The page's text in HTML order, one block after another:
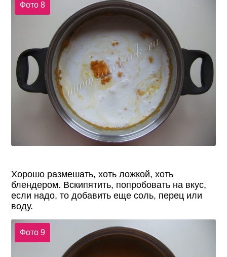
Фото 8
Хорошо размешать, хоть ложкой, хоть
блендером. Вскипятить, попробовать на вкус,
если надо, то добавить еще соль, перец или
воду.
Фото 9